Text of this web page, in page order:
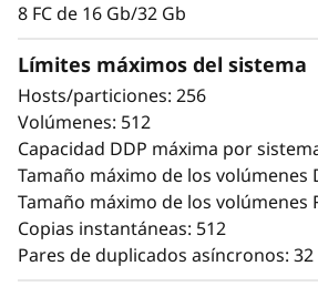
El escalado resulta muy fácil
herramientas de diseño
incorporadas. Empiece a
datos en cuestión de
flexibilidad de
rendimiento a medida y
ubicación de los datos
administradores maximizar el
8 FC de 16 Gb/32 Gb
Límites máximos del sistema
Hosts/particiones: 256
Volúmenes: 512
Capacidad DDP máxima por
Tamaño máximo de los volúmenes
Tamaño máximo de los volúmenes
Copias instantáneas: 512
Pares de duplicados asíncronos: 32